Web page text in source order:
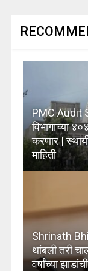
PMC Audit
विभागाच्या
करणार |
माहिती
Shrinath
थांबली तरी
वर्षांच्या